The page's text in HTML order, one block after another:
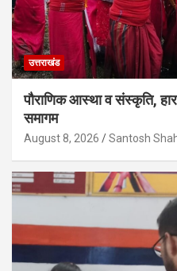
उत्तराखंड
पौराणिक आस्था व संस्कृति,
समागम
August 8, 2026 Santosh